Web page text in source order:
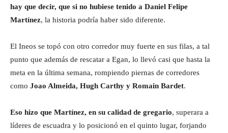
hay que decir, que si no hubiese tenido a Daniel Felipe
Martínez, la historia podría haber sido diferente.
El Ineos se topó con otro corredor muy fuerte en sus filas, a tal
punto que además de rescatar a Egan, lo llevó casi que hasta la
meta en la última semana, rompiendo piernas de corredores
como Joao Almeida, Hugh Carthy y Romain Bardet.
Eso hizo que Martínez, en su calidad de gregario, superara a
líderes de escuadra y lo posicionó en el quinto lugar, forjando